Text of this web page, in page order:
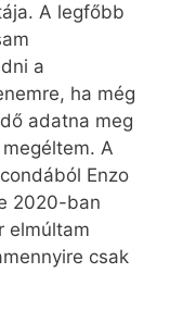
A legfőbb
a
ha még
adatna meg
A
Enzo
2020-ban
elmúltam
csak